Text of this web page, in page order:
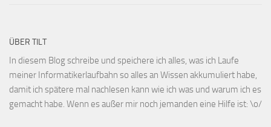
ÜBER TILT
In diesem Blog schreibe und speichere ich alles, was ich Laufe
meiner Informatikerlaufbahn so alles an Wissen akkumuliert habe,
damit ich spätere mal nachlesen kann wie ich was und warum ich es
gemacht habe. Wenn es außer mir noch jemanden eine Hilfe ist: \o/